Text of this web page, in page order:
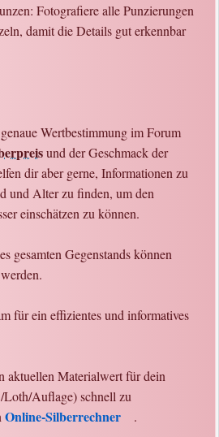
Fotografiere alle Punzierungen
damit die Details gut erkennbar
Wertbestimmung im Forum
und der Geschmack der
dir aber gerne, Informationen zu
und Alter zu finden, um den
einschätzen zu können.
gesamten Gegenstands können
für ein effizientes und informatives
aktuellen Materialwert für dein
Loth/Auflage) schnell zu
Online-Silberrechner .